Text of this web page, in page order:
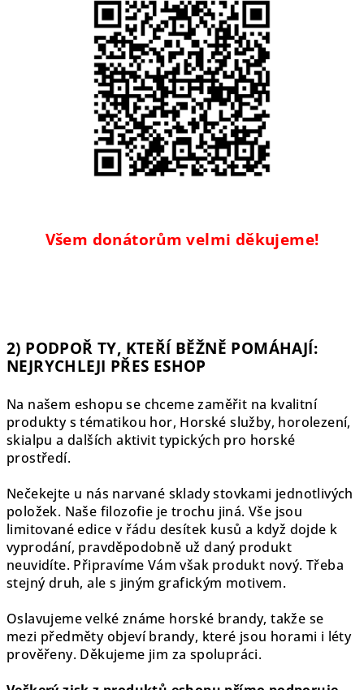
Všem donátorům velmi děkujeme!
2) PODPOŘ TY, KTEŘÍ BĚŽNĚ POMÁHAJÍ:
NEJRYCHLEJI PŘES ESHOP
Na našem eshopu se chceme zaměřit na kvalitní
produkty s tématikou hor, Horské služby, horolezení,
skialpu a dalších aktivit typických pro horské
prostředí.
Nečekejte u nás narvané sklady stovkami jednotlivých
položek. Naše filozofie je trochu jiná. Vše jsou
limitované edice v řádu desítek kusů a když dojde k
vyprodání, pravděpodobně už daný produkt
neuvidíte. Připravíme Vám však produkt nový. Třeba
stejný druh, ale s jiným grafickým motivem.
Oslavujeme velké známe horské brandy, takže se
mezi předměty objeví brandy, které jsou horami i léty
prověřeny. Děkujeme jim za spolupráci.